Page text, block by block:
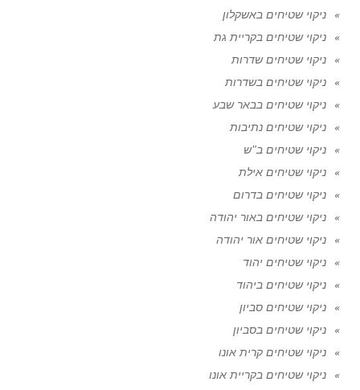
ניקוי שטיחים באשקלון
ניקוי שטיחים בקריית גת
ניקוי שטיחים שדרות
ניקוי שטיחים בשדרות
ניקוי שטיחים בבאר שבע
ניקוי שטיחים נתיבות
ניקוי שטיחים ב"ש
ניקוי שטיחים אילת
ניקוי שטיחים בדרום
ניקוי שטיחים באור יהודה
ניקוי שטיחים אור יהודה
ניקוי שטיחים יהוד
ניקוי שטיחים ביהוד
ניקוי שטיחים סביון
ניקוי שטיחים בסביון
ניקוי שטיחים קרית אונו
ניקוי שטיחים בקריית אונו